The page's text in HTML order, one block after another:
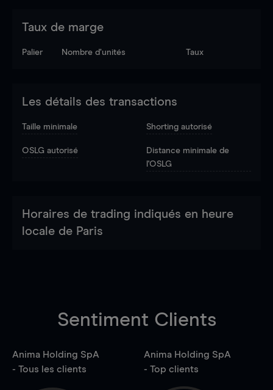
Taux de marge
Palier Nombre d’unités Taux
Les détails des transactions
Taille minimale Shorting autorisé
OSLG autorisé
Distance minimale de
l'OSLG
Horaires de trading indiqués en heure
locale de Paris
Sentiment Clients
Anima Holding SpA
- Tous les clients
Anima Holding SpA
- Top clients